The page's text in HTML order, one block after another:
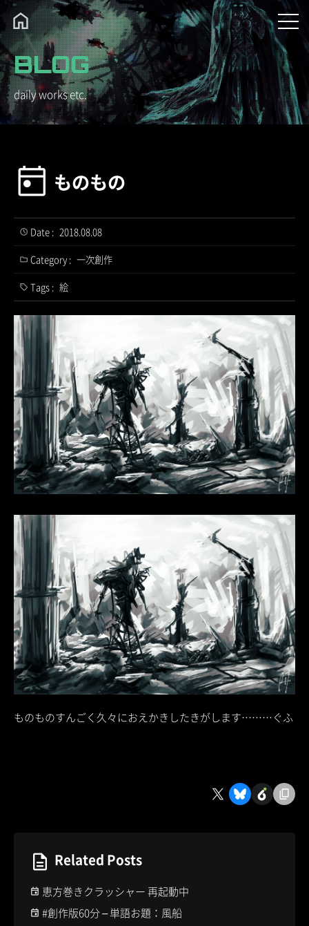
BLOG
daily works etc.
ものもの
Date : 2018.08.08
Category : 一次創作
Tags : 絵
ものものすんごく久々におえかきしたきがします………ぐふ
Related Posts
恵方巻きクラッシャー 再起動中
#創作版60分 – 単語お題：風船